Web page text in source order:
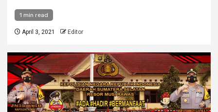
1 min read
April 3, 2021 Editor